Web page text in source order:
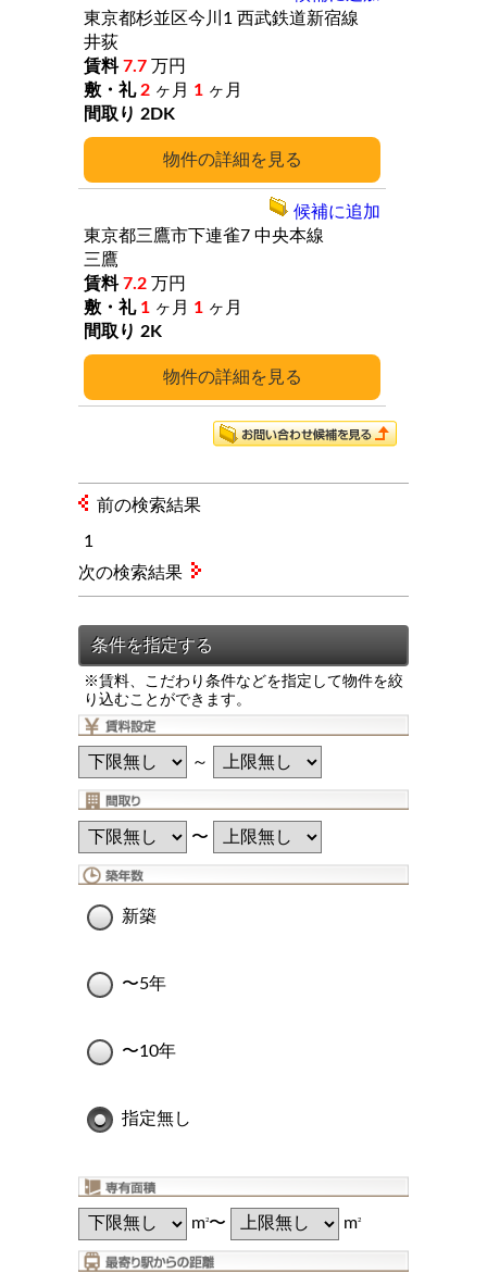
詳細
東京都杉並区今川1 西武鉄道新宿線
井荻
7.7 万円
2 ヶ月 1 ヶ月
2DK
詳細
東京都三鷹市下連雀7 中央本線
三鷹
7.2 万円
1 ヶ月 1 ヶ月
2K
候補に追加
前の検索結果
1
※賃料、こだわり条件などを指定して物件を絞
り込むことができます。
～
〜
新築
〜5年
〜10年
指定無し
m2〜 m2